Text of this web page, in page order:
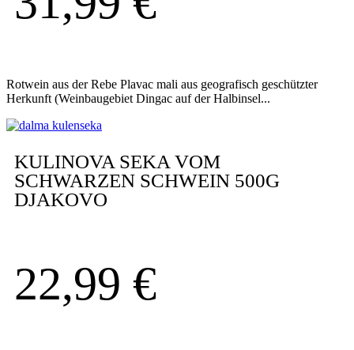
Rotwein aus der Rebe Plavac mali aus geografisch geschützter
Herkunft (Weinbaugebiet Dingac auf der Halbinsel...
KULINOVA SEKA VOM
SCHWARZEN SCHWEIN 500G
DJAKOVO
22,99 €